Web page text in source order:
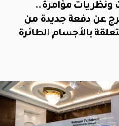
ونظريات مؤامرة..
عن دفعة جديدة من
بالأجسام الطائرة